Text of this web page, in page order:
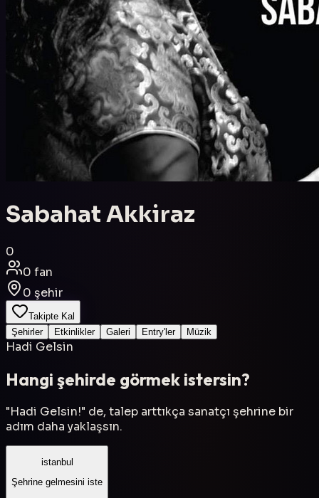
Sabahat Akkiraz
0
0 fan
0 şehir
Takipte Kal
Şehirler
Etkinlikler Galeri Entry'ler Müzik
Hadi Gelsin
Hangi şehirde görmek istersin?
"Hadi Gelsin!" de, talep arttıkça sanatçı şehrine bir
adım daha yaklaşsın.
istanbul
Şehrine gelmesini iste